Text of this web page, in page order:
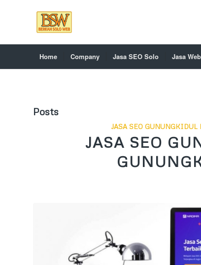
Home Company Jasa SEO Solo Jasa
Posts
JASA SEO
JASA SEO